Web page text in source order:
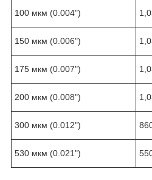
100 мкм (0.004")
150 мкм (0.006")
175 мкм (0.007")
200 мкм (0.008")
300 мкм (0.012")
530 мкм (0.021")